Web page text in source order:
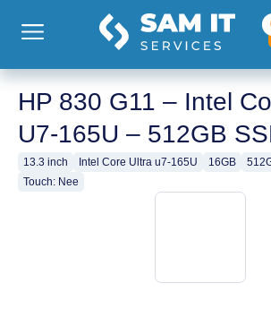
HP 830 G11 – Intel
U7-165U – 512GB
13.3 inch Intel Core Ultra u7-165U 16GB
Touch: Nee